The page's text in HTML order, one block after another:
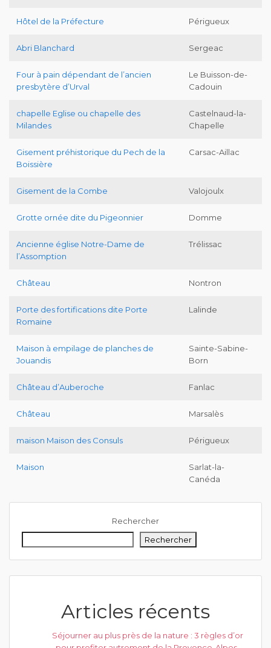
Hôtel de la Préfecture Périgueux
Abri Blanchard Sergeac
Four à pain dépendant de l’ancien
presbytère d’Urval
Le Buisson-de-
Cadouin
chapelle Eglise ou chapelle des
Milandes
Castelnaud-la-
Chapelle
Gisement préhistorique du Pech de la
Boissière
Carsac-Aillac
Gisement de la Combe Valojoulx
Grotte ornée dite du Pigeonnier Domme
Ancienne église Notre-Dame de
l’Assomption
Trélissac
Château Nontron
Porte des fortifications dite Porte
Romaine
Lalinde
Maison à empilage de planches de
Jouandis
Sainte-Sabine-
Born
Château d’Auberoche Fanlac
Château Marsalès
maison Maison des Consuls Périgueux
Maison
Sarlat-la-
Canéda
Rechercher
Rechercher
Articles récents
Séjourner au plus près de la nature : 3 règles d’or